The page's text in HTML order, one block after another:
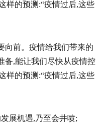
样的预测:“疫情过后,这些
向前。疫情给我们带来的
备,能让我们尽快从疫情控
样的预测:“疫情过后,这些
展机遇,乃至会井喷;